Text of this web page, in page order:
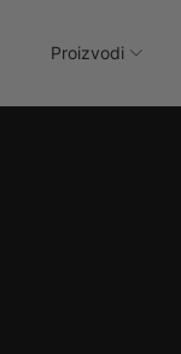
Proizvodi